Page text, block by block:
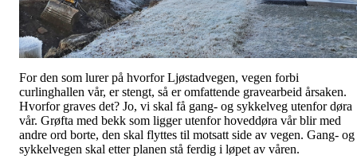
For den som lurer på hvorfor Ljøstadvegen, vegen forbi
curlinghallen vår, er stengt, så er omfattende gravearbeid årsaken.
Hvorfor graves det? Jo, vi skal få gang- og sykkelveg utenfor døra
vår. Grøfta med bekk som ligger utenfor hoveddøra vår blir med
andre ord borte, den skal flyttes til motsatt side av vegen. Gang- og
sykkelvegen skal etter planen stå ferdig i løpet av våren.